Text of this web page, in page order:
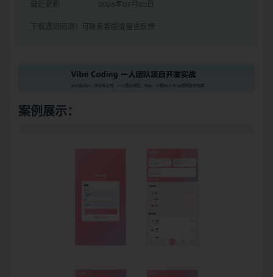
最近更新 2026年07月03日
下载遇到问题？可联系客服或留言反馈
案例展示：